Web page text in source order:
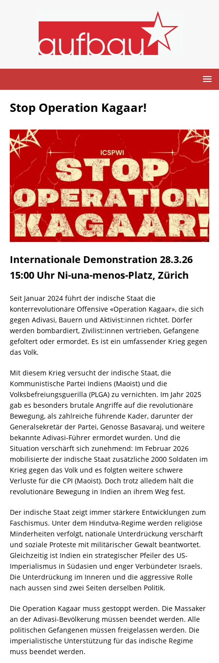
Stop Operation Kagaar!
Internationale Demonstration 28.3.26
15:00 Uhr Ni-una-menos-Platz, Zürich
Seit Januar 2024 führt der indische Staat die
konterrevolutionäre Offensive «Operation Kagaar», die sich
gegen Adivasi, Bauern und Aktivist:innen richtet. Dörfer
werden bombardiert, Zivilist:innen vertrieben, Gefangene
gefoltert oder ermordet. Es ist ein umfassender Krieg gegen
das Volk.
Mit diesem Krieg versucht der indische Staat, die
Kommunistische Partei Indiens (Maoist) und die
Volksbefreiungsguerilla (PLGA) zu vernichten. Im Jahr 2025
gab es besonders brutale Angriffe auf die revolutionäre
Bewegung, als zahlreiche führende Kader, darunter der
Generalsekretär der Partei, Genosse Basavaraj, und weitere
bekannte Adivasi-Führer ermordet wurden. Und die
Situation verschärft sich zunehmend: Im Februar 2026
mobilisierte der indische Staat zusätzliche 2000 Soldaten im
Krieg gegen das Volk und es folgten weitere schwere
Verluste für die CPI (Maoist). Doch trotz alledem hält die
revolutionäre Bewegung in Indien an ihrem Weg fest.
Der indische Staat zeigt immer stärkere Entwicklungen zum
Faschismus. Unter dem Hindutva-Regime werden religiöse
Minderheiten verfolgt, nationale Unterdrückung verschärft
und soziale Proteste mit militärischer Gewalt beantwortet.
Gleichzeitig ist Indien ein strategischer Pfeiler des US-
Imperialismus in Südasien und enger Verbündeter Israels.
Die Unterdrückung im Inneren und die aggressive Rolle
nach aussen sind zwei Seiten derselben Politik.
Die Operation Kagaar muss gestoppt werden. Die Massaker
an der Adivasi-Bevölkerung müssen beendet werden. Alle
politischen Gefangenen müssen freigelassen werden. Die
imperialistische Unterstützung für das indische Regime
muss beendet werden.